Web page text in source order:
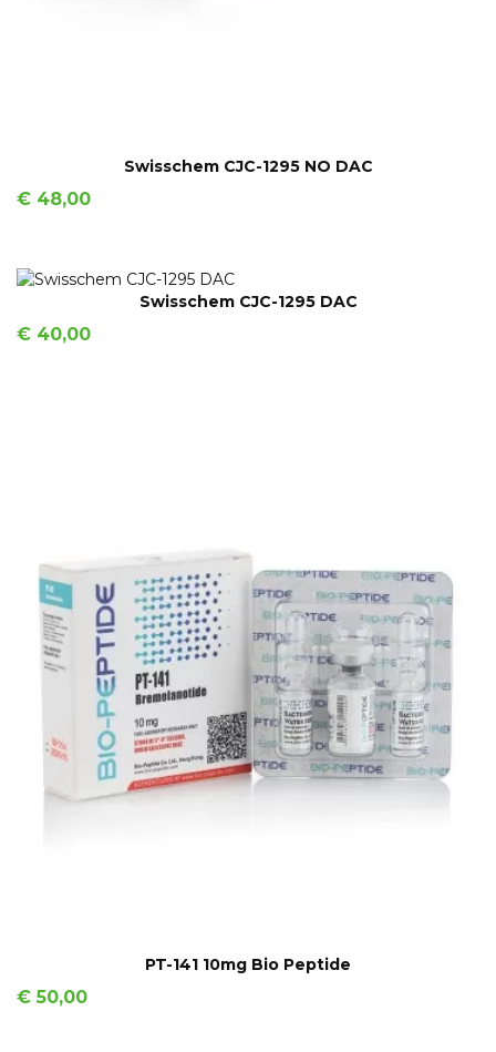
IN WINKELMAND
Swisschem CJC-1295 NO DAC
Prijs
€ 48,00
IN WINKELMAND
Swisschem CJC-1295 DAC
Prijs
€ 40,00
IN WINKELMAND
PT-141 10mg Bio Peptide
Prijs
€ 50,00